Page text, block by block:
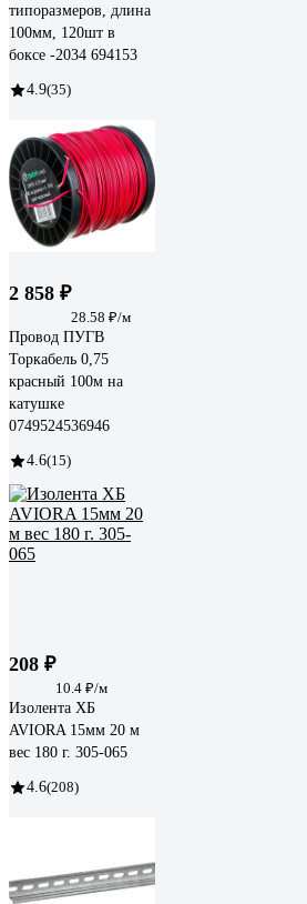
типоразмеров, длина
100мм, 120шт в
боксе -2034 694153
4.9(35)
2 858 ₽
28.58 ₽/м
Провод ПУГВ
Торкабель 0,75
красный 100м на
катушке
0749524536946
4.6(15)
208 ₽
10.4 ₽/м
Изолента ХБ
AVIORA 15мм 20 м
вес 180 г. 305-065
4.6(208)